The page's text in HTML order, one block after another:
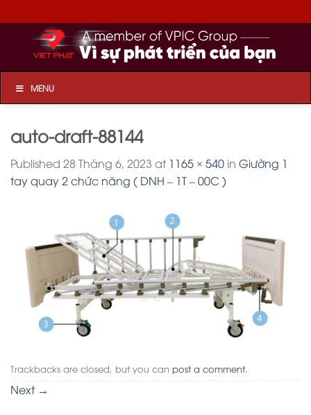
to
content
MENU
auto-draft-88144
Published 28 Tháng 6, 2023 at 1165 × 540 in Giường 1
tay quay 2 chức năng ( DNH – 1T – 00C )
Trackbacks are closed, but you can post a comment.
Next →